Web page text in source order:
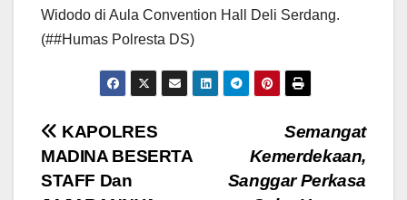
Widodo di Aula Convention Hall Deli Serdang.
(##Humas Polresta DS)
Navigasi
pos
Semangat
Kemerdekaan,
Sanggar Perkasa
KAPOLRES
MADINA BESERTA
STAFF Dan